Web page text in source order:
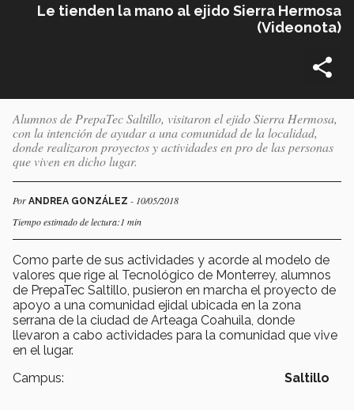
Le tienden la mano al ejido Sierra Hermosa
(Videonota)
Alumnos de PrepaTec Saltillo, visitaron el ejido Sierra Hermosa,
con la intención de ayudar a una comunidad de la localidad,
donde realizaron proyectos y actividades en pro de las personas
que viven en dicho lugar.
Por ANDREA GONZÁLEZ - 10/05/2018
Tiempo estimado de lectura:1 min
Como parte de sus actividades y acorde al modelo de
valores que rige al Tecnológico de Monterrey, alumnos
de PrepaTec Saltillo, pusieron en marcha el proyecto de
apoyo a una comunidad ejidal ubicada en la zona
serrana de la ciudad de Arteaga Coahuila, donde
llevaron a cabo actividades para la comunidad que vive
en el lugar.
Campus:
Saltillo